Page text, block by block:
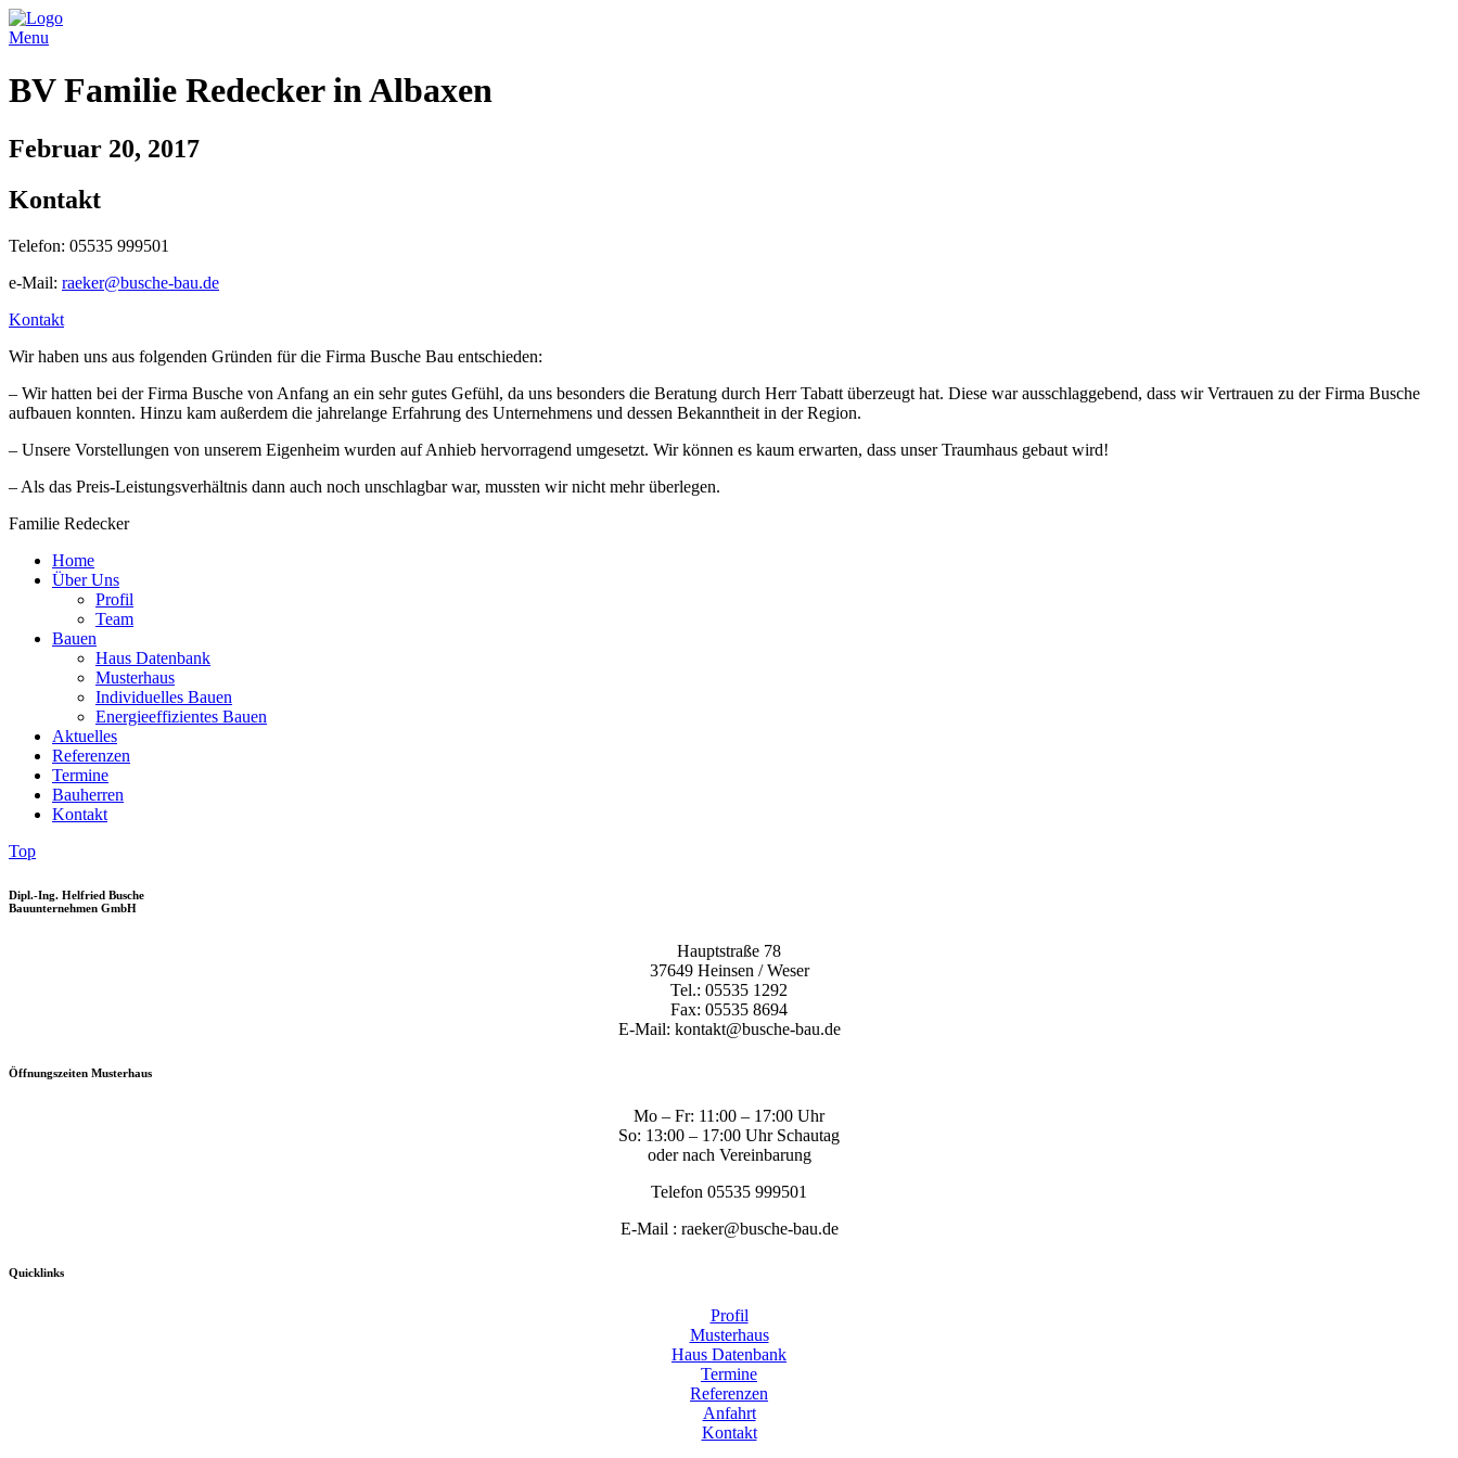
Menu
BV Familie Redecker in Albaxen
Februar 20, 2017
Kontakt
Telefon: 05535 999501
e-Mail: raeker@busche-bau.de
Kontakt
Wir haben uns aus folgenden Gründen für die Firma Busche Bau entschieden:
– Wir hatten bei der Firma Busche von Anfang an ein sehr gutes Gefühl, da uns besonders die Beratung durch Herr Tabatt überzeugt hat. Diese war ausschlaggebend, dass wir Vertrauen zu der Firma Busche
aufbauen konnten. Hinzu kam außerdem die jahrelange Erfahrung des Unternehmens und dessen Bekanntheit in der Region.
– Unsere Vorstellungen von unserem Eigenheim wurden auf Anhieb hervorragend umgesetzt. Wir können es kaum erwarten, dass unser Traumhaus gebaut wird!
– Als das Preis-Leistungsverhältnis dann auch noch unschlagbar war, mussten wir nicht mehr überlegen.
Familie Redecker
Home
Über Uns
Profil
Team
Bauen
Haus Datenbank
Musterhaus
Individuelles Bauen
Energieeffizientes Bauen
Aktuelles
Referenzen
Termine
Bauherren
Kontakt
Top
Dipl.-Ing. Helfried Busche
Bauunternehmen GmbH
Hauptstraße 78
37649 Heinsen / Weser
Tel.: 05535 1292
Fax: 05535 8694
E-Mail: kontakt@busche-bau.de
Öffnungszeiten Musterhaus
Mo – Fr: 11:00 – 17:00 Uhr
So: 13:00 – 17:00 Uhr Schautag
oder nach Vereinbarung
Telefon 05535 999501
E-Mail : raeker@busche-bau.de
Quicklinks
Profil
Musterhaus
Haus Datenbank
Termine
Referenzen
Anfahrt
Kontakt